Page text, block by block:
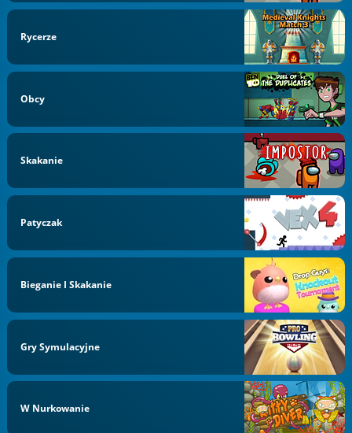
Rycerze
Obcy
Skakanie
Patyczak
Bieganie I Skakanie
Gry Symulacyjne
W Nurkowanie